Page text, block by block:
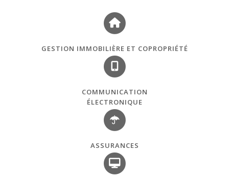
GESTION IMMOBILIÈRE ET COPROPRIÉTÉ
COMMUNICATION
ÉLECTRONIQUE
ASSURANCES